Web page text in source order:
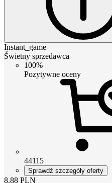
Instant_game
Świetny sprzedawca
100%
Pozytywne oceny
44115
Sprawdź szczegóły oferty
8.88 PLN